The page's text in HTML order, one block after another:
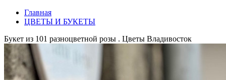
Главная
ЦВЕТЫ И БУКЕТЫ
Букет из 101 разноцветной розы . Цветы Владивосток